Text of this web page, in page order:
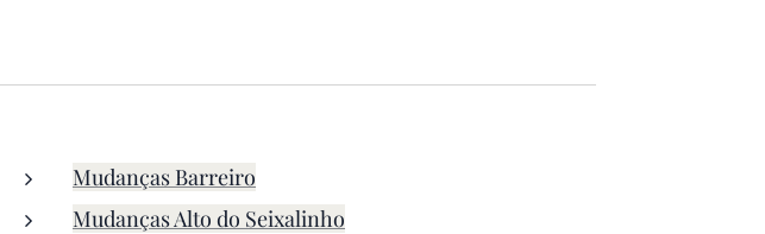
Mudanças Barreiro
Mudanças Alto do Seixalinho